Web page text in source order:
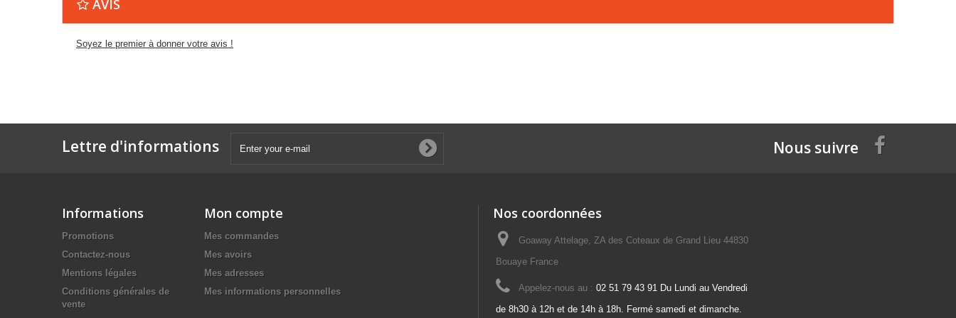
AVIS
Soyez le premier à donner votre avis !
Lettre d'informations Nous suivre
Informations
Promotions
Contactez-nous
Mentions légales
Conditions générales de
vente
Mon compte
Mes commandes
Mes avoirs
Mes adresses
Mes informations personnelles
Nos coordonnées
Goaway Attelage, ZA des Coteaux de Grand Lieu 44830
Bouaye France
Appelez-nous au : 02 51 79 43 91 Du Lundi au Vendredi
de 8h30 à 12h et de 14h à 18h. Fermé samedi et dimanche.